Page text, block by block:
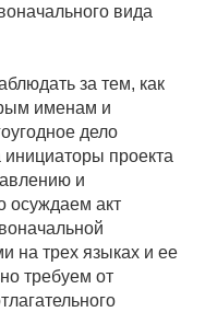
вида
за тем, как
именам и
дело
инициаторы проекта
и
осуждаем акт
на трех языках и ее
требуем от